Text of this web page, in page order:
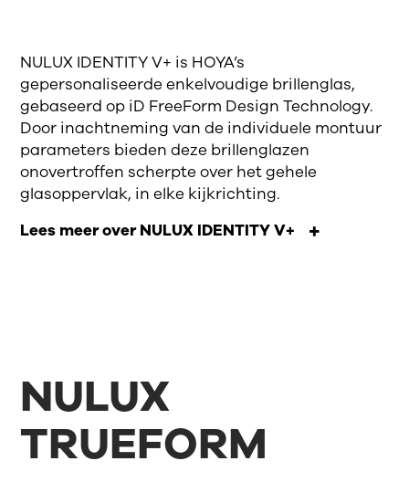
NULUX IDENTITY V+ is HOYA’s
gepersonaliseerde enkelvoudige brillenglas,
gebaseerd op iD FreeForm Design Technology.
Door inachtneming van de individuele montuur
parameters bieden deze brillenglazen
onovertroffen scherpte over het gehele
glasoppervlak, in elke kijkrichting.
Lees meer over NULUX IDENTITY V+
NULUX
TRUEFORM